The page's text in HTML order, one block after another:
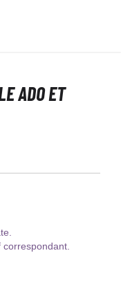
ADO ET